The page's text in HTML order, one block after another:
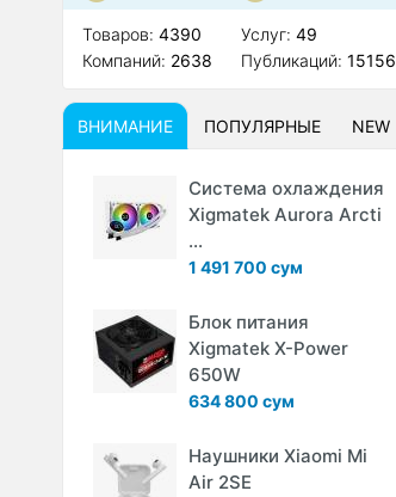
Товаров: 4390
Компаний: 2638
Услуг:49
Публикаций:15156
ВНИМАНИЕ ПОПУЛЯРНЫЕ NEW
Система охлаждения
Xigmatek Aurora Arcti
...
1 491 700 сум
Блок питания
Xigmatek X-Power
650W
634 800 сум
Наушники Xiaomi Mi
Air 2SE